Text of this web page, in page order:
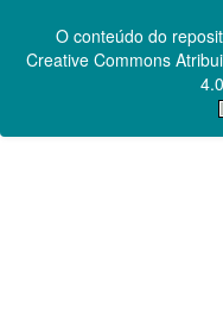
O conteúdo do
Creative Commons